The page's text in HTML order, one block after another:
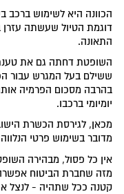
הכוונה היא לשימוש
דוגמת הטיול שעשתה
התאונה.
ששילם בעל המגרש עבור
בהרבה מסכום הפרמיה
יומיומי ברכבו.
מכאן, לגירסת הכשרת
מדובר בשימוש פרטי
אין כל פסול, מבהירה
מזה שחברת הביטוח
קטנה ככל שתהיה - לנצל